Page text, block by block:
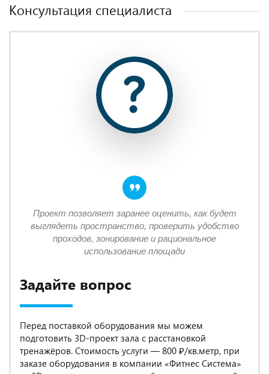
Консультация специалиста
Задайте вопрос
Перед поставкой оборудования мы можем
подготовить 3D-проект зала с расстановкой
тренажёров. Стоимость услуги — 800 ₽/кв.метр, при
заказе оборудования в компании «Фитнес Система»
Проект позволяет заранее оценить, как будет
выглядеть пространство, проверить удобство
проходов, зонирование и рациональное
использование площади